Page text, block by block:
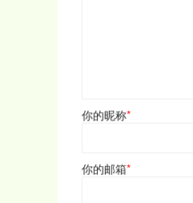
你的昵称*
你的邮箱*